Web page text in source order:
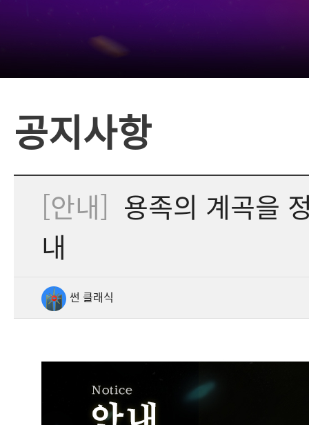
공지사항
[안내] 용족의 계곡을
내
썬 클래식